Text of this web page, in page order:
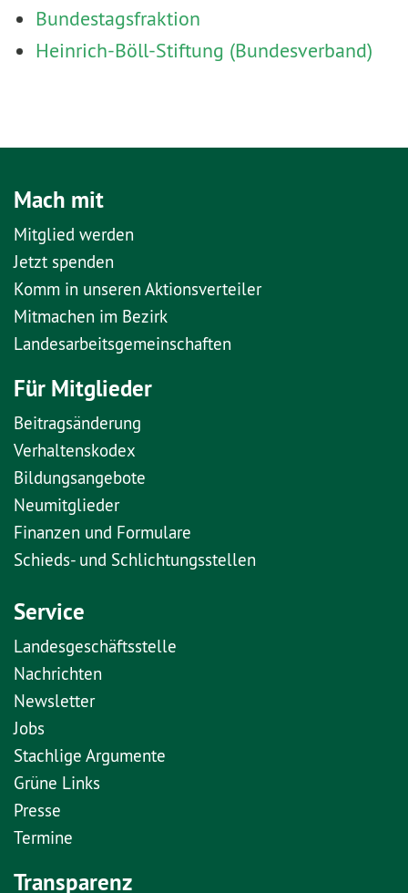
Bundestagsfraktion
Heinrich-Böll-Stiftung (Bundesverband)
Mach mit
Mitglied werden
Jetzt spenden
Komm in unseren Aktionsverteiler
Mitmachen im Bezirk
Landesarbeitsgemeinschaften
Für Mitglieder
Beitragsänderung
Verhaltenskodex
Bildungsangebote
Neumitglieder
Finanzen und Formulare
Schieds- und Schlichtungsstellen
Service
Landesgeschäftsstelle
Nachrichten
Newsletter
Jobs
Stachlige Argumente
Grüne Links
Presse
Termine
Transparenz